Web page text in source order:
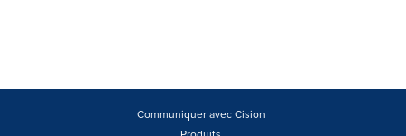
Communiquer avec Cision